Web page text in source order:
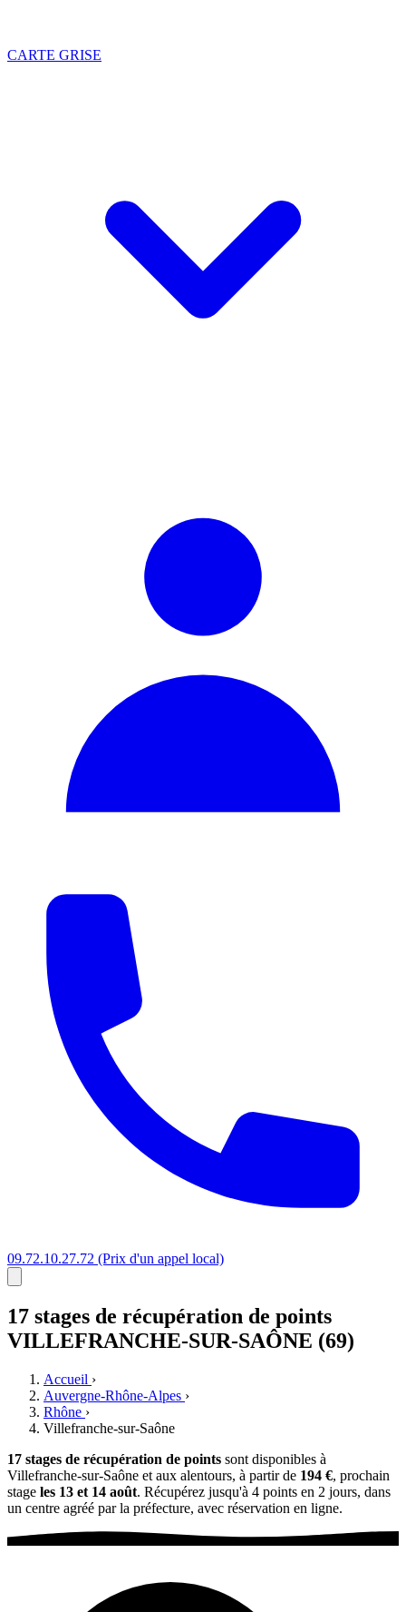
CARTE GRISE
09.72.10.27.72 (Prix d'un appel local)
17 stages de récupération de points
VILLEFRANCHE-SUR-SAÔNE (69)
Accueil ›
Auvergne-Rhône-Alpes ›
Rhône ›
Villefranche-sur-Saône
17 stages de récupération de points sont disponibles à
Villefranche-sur-Saône et aux alentours, à partir de 194 €, prochain
stage les 13 et 14 août. Récupérez jusqu'à 4 points en 2 jours, dans
un centre agréé par la préfecture, avec réservation en ligne.